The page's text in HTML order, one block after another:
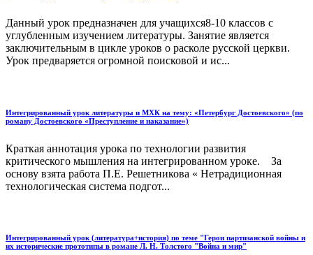
Данный урок предназначен для учащихся8-10 классов с
углубленным изучением литературы. Занятие является
заключительным в цикле уроков о расколе русской церкви.
Урок предваряется огромной поисковой и ис...
Интегрированный урок литературы и МХК на тему: «Петербург Достоевского» (по
роману Достоевского «Преступление и наказание»)
Краткая аннотация урока по технологии развития
критического мышления на интегрированном уроке. За
основу взята работа П.Е. Решетникова « Нетрадиционная
технологическая система подгот...
Интегрированный урок (литература+история) по теме "Герои партизанской войны и
их исторические прототипы в романе Л. Н. Толстого "Война и мир"